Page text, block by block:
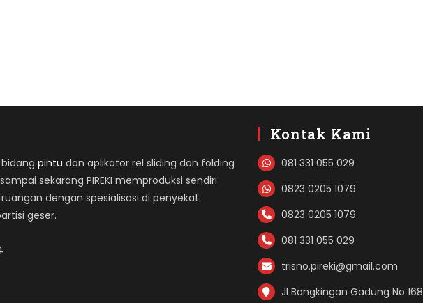
pintu dan aplikator rel sliding dan folding
sekarang PIREKI memproduksi sendiri
dengan spesialisasi di penyekat
geser.
Kontak Kami
081 331 055 029
0823 0205 1079
0823 0205 1079
081 331 055 029
trisno.pireki@gmail.com
Jl Bangkingan Gadung No 168